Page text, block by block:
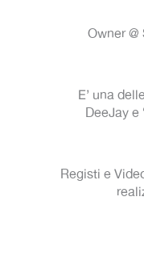
Owner
E’ una
DeeJay e
Registi e